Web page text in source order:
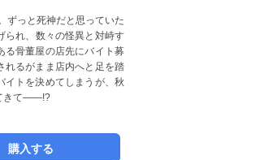
ずっと死神だと思っていた
られ、数々の怪異と対峙す
骨董屋の店先にバイト募
れるがまま店内へと足を踏
イトを決めてしまうが、秋
きて――!?
購入する